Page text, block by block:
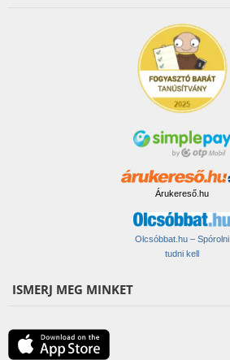
Árukereső.hu
Olcsóbbat.hu – Spórolni
tudni kell
ISMERJ MEG MINKET